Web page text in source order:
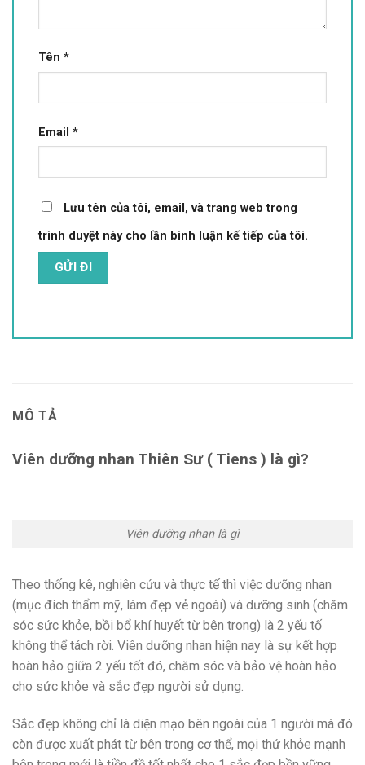
MÔ TẢ
Viên dưỡng nhan Thiên Sư ( Tiens ) là gì?
Viên dưỡng nhan là gì
Theo thống kê, nghiên cứu và thực tế thì việc dưỡng nhan
(mục đích thẩm mỹ, làm đẹp vẻ ngoài) và dưỡng sinh (chăm
sóc sức khỏe, bồi bổ khí huyết từ bên trong) là 2 yếu tố
không thể tách rời. Viên dưỡng nhan hiện nay là sự kết hợp
hoàn hảo giữa 2 yếu tốt đó, chăm sóc và bảo vệ hoàn hảo
cho sức khỏe và sắc đẹp người sử dụng.
Sắc đẹp không chỉ là diện mạo bên ngoài của 1 người mà đó
còn được xuất phát từ bên trong cơ thể, mọi thứ khỏe mạnh
Tên *
Email *
Lưu tên của tôi, email, và trang web trong
trình duyệt này cho lần bình luận kế tiếp của tôi.